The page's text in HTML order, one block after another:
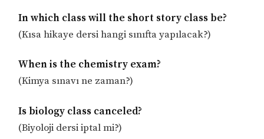
In which class will the short story class be?
(Kısa hikaye dersi hangi sınıfta yapılacak?)
When is the chemistry exam?
(Kimya sınavı ne zaman?)
Is biology class canceled?
(Biyoloji dersi iptal mi?)